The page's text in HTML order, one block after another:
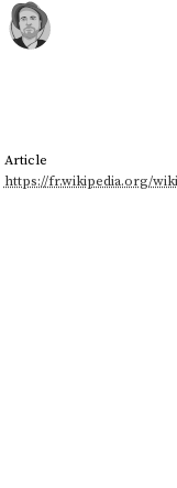
https://fr.wikipedia.org/